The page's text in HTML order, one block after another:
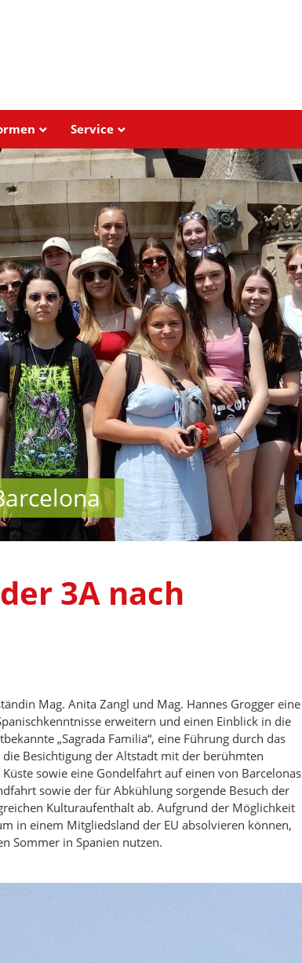
Service
3A nach
Mag. Anita Zangl und Mag. Hannes Grogger eine
erweitern und einen Einblick in die
„Sagrada Familia“, eine Führung durch das
die Besichtigung der Altstadt mit der berühmten
sowie eine Gondelfahrt auf einen von Barcelonas
sowie der für Abkühlung sorgende Besuch der
Kulturaufenthalt ab. Aufgrund der Möglichkeit
in einem Mitgliedsland der EU absolvieren können,
Sommer in Spanien nutzen.